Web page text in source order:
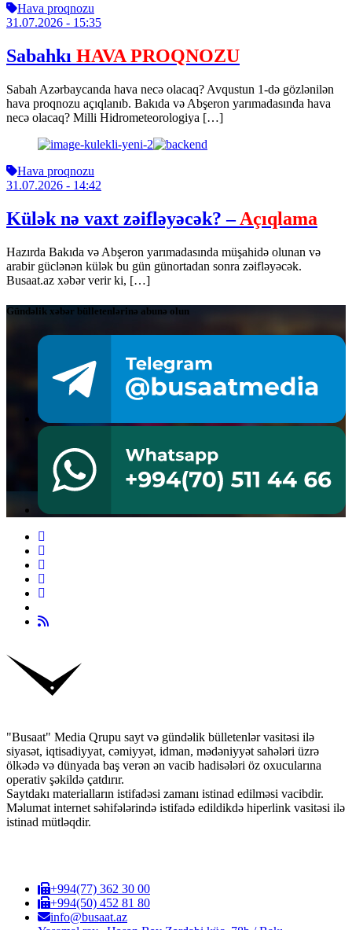
Hava proqnozu
31.07.2026 - 15:35
Sabahkı HAVA PROQNOZU
Sabah Azərbaycanda hava necə olacaq? Avqustun 1-də gözlənilən
hava proqnozu açıqlanıb. Bakıda və Abşeron yarımadasında hava
necə olacaq? Milli Hidrometeorologiya […]
Hava proqnozu
31.07.2026 - 14:42
Külək nə vaxt zəifləyəcək? –Açıqlama
Hazırda Bakıda və Abşeron yarımadasında müşahidə olunan və
arabir güclənən külək bu gün günortadan sonra zəifləyəcək.
Busaat.az xəbər verir ki, […]
Gündəlik xəbər bülletenlərinə abunə olun
"Busaat" Media Qrupu sayt və gündəlik bülletenlər vasitəsi ilə
siyasət, iqtisadiyyat, cəmiyyət, idman, mədəniyyət sahələri üzrə
ölkədə və dünyada baş verən ən vacib hadisələri öz oxucularına
operativ şəkildə çatdırır.
Saytdakı materialların istifadəsi zamanı istinad edilməsi vacibdir.
Məlumat internet səhifələrində istifadə edildikdə hiperlink vasitəsi ilə
istinad mütləqdir.
+994(77) 362 30 00
+994(50) 452 81 80
info@busaat.az